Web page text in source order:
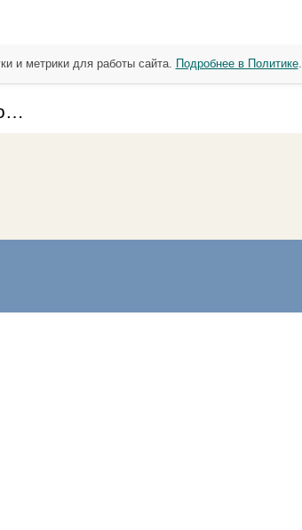
и метрики для работы сайта. Подробнее в Политике.